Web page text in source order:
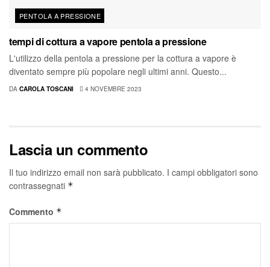
PENTOLA A PRESSIONE
tempi di cottura a vapore pentola a pressione
L'utilizzo della pentola a pressione per la cottura a vapore è
diventato sempre più popolare negli ultimi anni. Questo...
DA CAROLA TOSCANI 4 NOVEMBRE 2023
Lascia un commento
Il tuo indirizzo email non sarà pubblicato. I campi obbligatori sono
contrassegnati *
Commento *